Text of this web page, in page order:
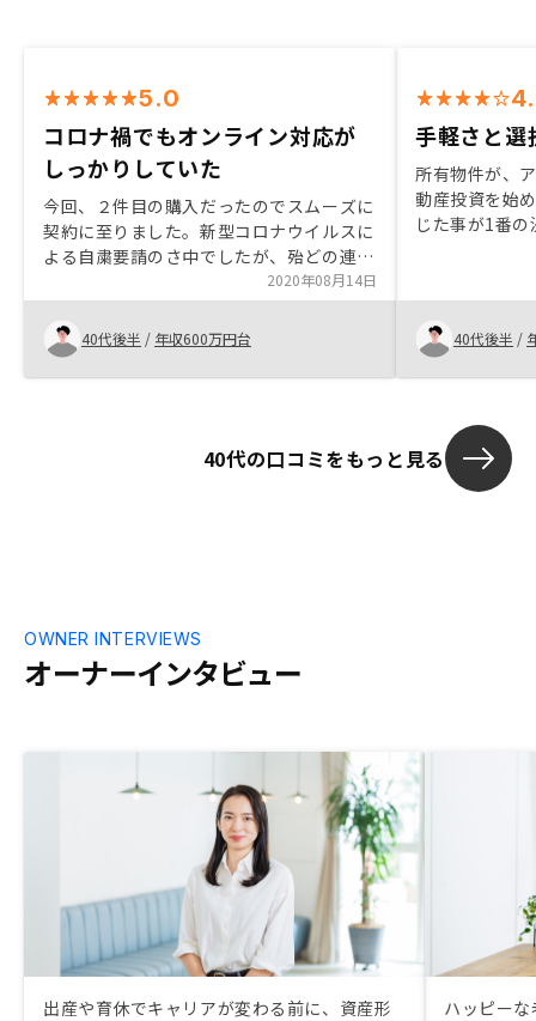
5.0
コロナ禍でもオンライン対応が
しっかりしていた
今回、２件目の購入だったのでスムーズに
契約に至りました。新型コロナウイルスに
よる自粛要請のさ中でしたが、殆どの連絡
や手続きをオンラインで行えて、感染リス
クに対しても安心感がありました。そし
て、最終的な決め手はエージェントがしっ
かり向かい合ってくれている事でしょう
か。
2020年08月14日
40代後半 / 年収600万円台
手軽さと選
所有物件が、
動産投資を始
じた事が1番
選択肢が多い
たいことだと
40代後半 /
40代の口コミをもっと見る
オーナーインタビュー
OWNER INTERVIEWS
出産や育休でキャリアが変わる前に、資産形
ハッピー